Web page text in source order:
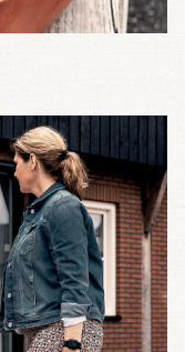
val